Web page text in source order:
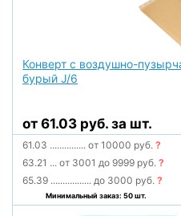
Конверт с воздушно-
бурый J/6
от 61.03 руб. за шт.
61.03 ............... от 10000 руб.?
63.21 ... от 3001 до 9999 руб.?
65.39 ................. до 3000 руб.?
Минимальный заказ: 50 шт.